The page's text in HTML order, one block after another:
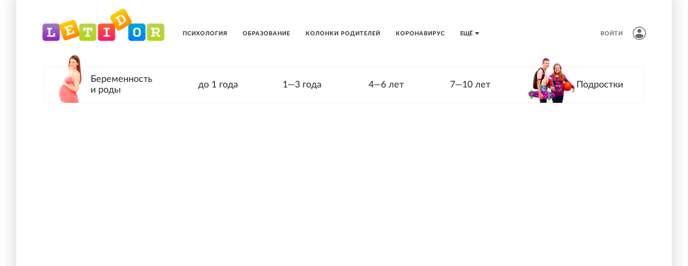
ЕЩЁ
ПСИХОЛОГИЯ ОБРАЗОВАНИЕ КОЛОНКИ РОДИТЕЛЕЙ КОРОНАВИРУС ВОЙТИ
Беременность
и роды
до 1 года 1—3 года 4—6 лет 7—10 лет Подростки